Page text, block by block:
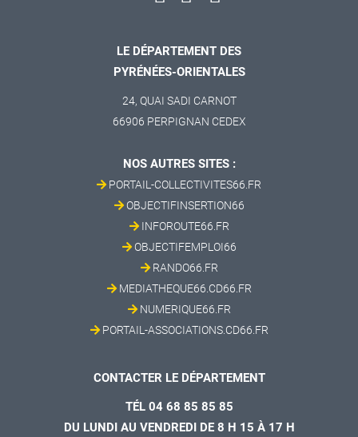
LE DÉPARTEMENT DES
PYRÉNÉES-ORIENTALES
24, QUAI SADI CARNOT
66906 PERPIGNAN CEDEX
NOS AUTRES SITES :
PORTAIL-COLLECTIVITES66.FR
OBJECTIFINSERTION66
INFOROUTE66.FR
OBJECTIFEMPLOI66
RANDO66.FR
MEDIATHEQUE66.CD66.FR
NUMERIQUE66.FR
PORTAIL-ASSOCIATIONS.CD66.FR
CONTACTER LE DÉPARTEMENT
TÉL 04 68 85 85 85
DU LUNDI AU VENDREDI DE 8 H 15 À 17 H